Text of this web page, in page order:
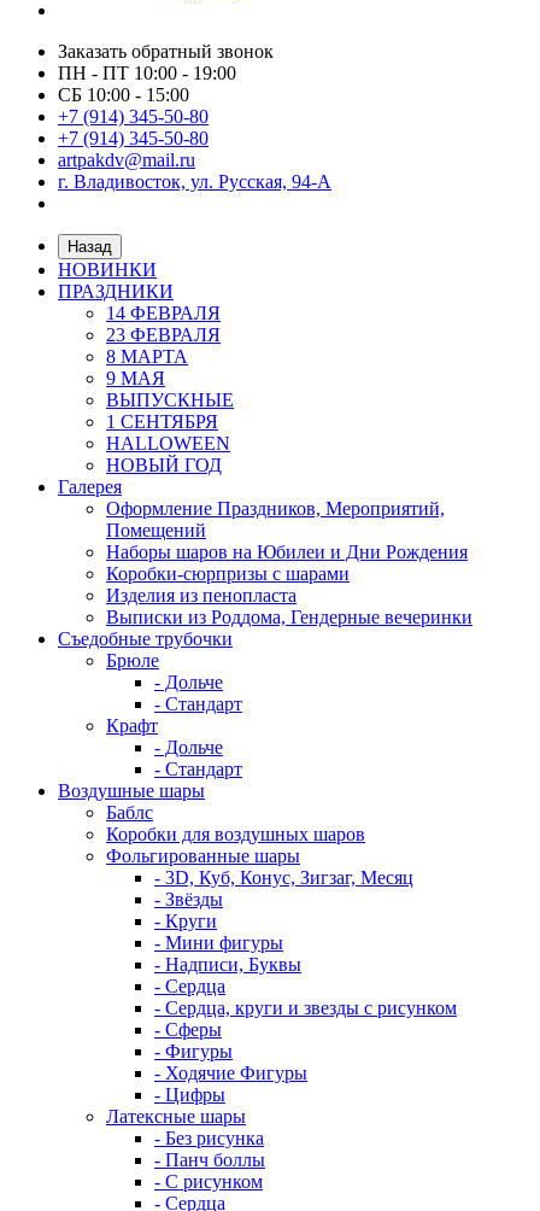
Заказать обратный звонок
ПН - ПТ 10:00 - 19:00
СБ 10:00 - 15:00
+7 (914) 345-50-80
+7 (914) 345-50-80
artpakdv@mail.ru
г. Владивосток, ул. Русская, 94-А
Назад
НОВИНКИ
ПРАЗДНИКИ
14 ФЕВРАЛЯ
23 ФЕВРАЛЯ
8 МАРТА
9 МАЯ
ВЫПУСКНЫЕ
1 СЕНТЯБРЯ
HALLOWEEN
НОВЫЙ ГОД
Галерея
Оформление Праздников, Мероприятий,
Помещений
Наборы шаров на Юбилеи и Дни Рождения
Коробки-сюрпризы с шарами
Изделия из пенопласта
Выписки из Роддома, Гендерные вечеринки
Съедобные трубочки
Брюле
- Дольче
- Стандарт
Крафт
- Дольче
- Стандарт
Воздушные шары
Баблс
Коробки для воздушных шаров
Фольгированные шары
- 3D, Куб, Конус, Зигзаг, Месяц
- Звёзды
- Круги
- Мини фигуры
- Надписи, Буквы
- Сердца
- Сердца, круги и звезды с рисунком
- Сферы
- Фигуры
- Ходячие Фигуры
- Цифры
Латексные шары
- Без рисунка
- Панч боллы
- С рисунком
- Сердца